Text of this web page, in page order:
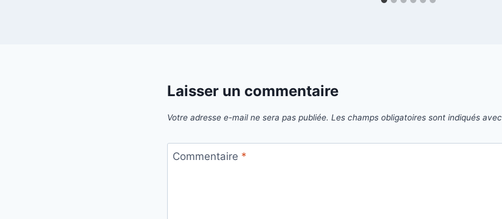
Laisser un commentaire
Votre adresse e-mail ne sera pas publiée. Les champs obligatoires sont indiqués avec
Commentaire *